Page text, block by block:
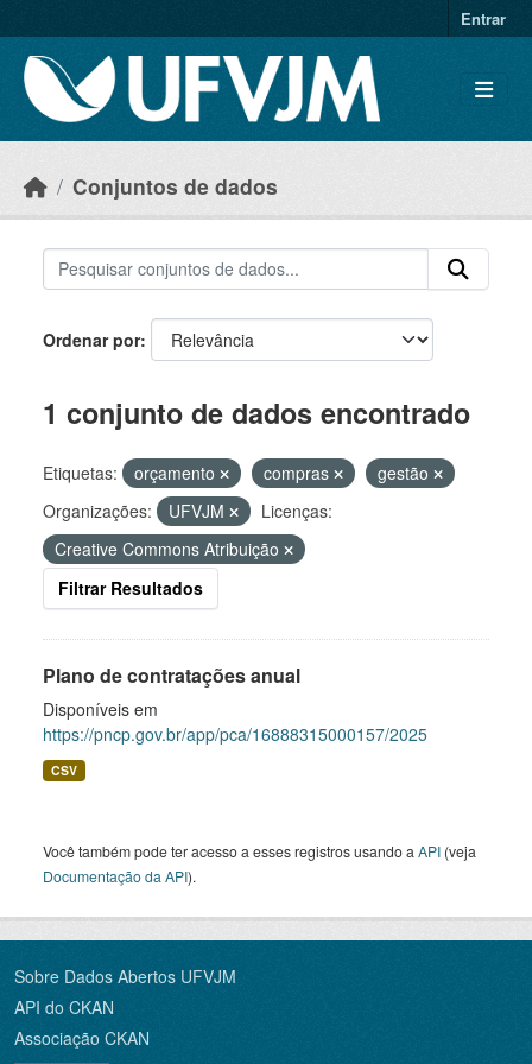
Entrar
Conjuntos de dados
Ordenar por
1 conjunto de dados encontrado
Etiquetas: orçamento compras
gestão
Organizações:
UFVJM
Licenças:
Creative Commons Atribuição
Filtrar Resultados
Plano de contratações anual
Disponíveis em
https://pncp.gov.br/app/pca/16888315000157/2025
CSV
Você também pode ter acesso a esses registros usando a API (veja
Documentação da API).
Sobre Dados Abertos UFVJM
API do CKAN
Associação CKAN